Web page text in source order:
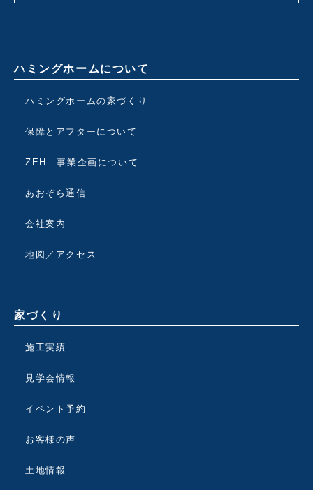
ハミングホームについて
ハミングホームの家づくり
保障とアフターについて
ZEH 事業企画について
あおぞら通信
会社案内
地図／アクセス
家づくり
施工実績
見学会情報
イベント予約
お客様の声
土地情報